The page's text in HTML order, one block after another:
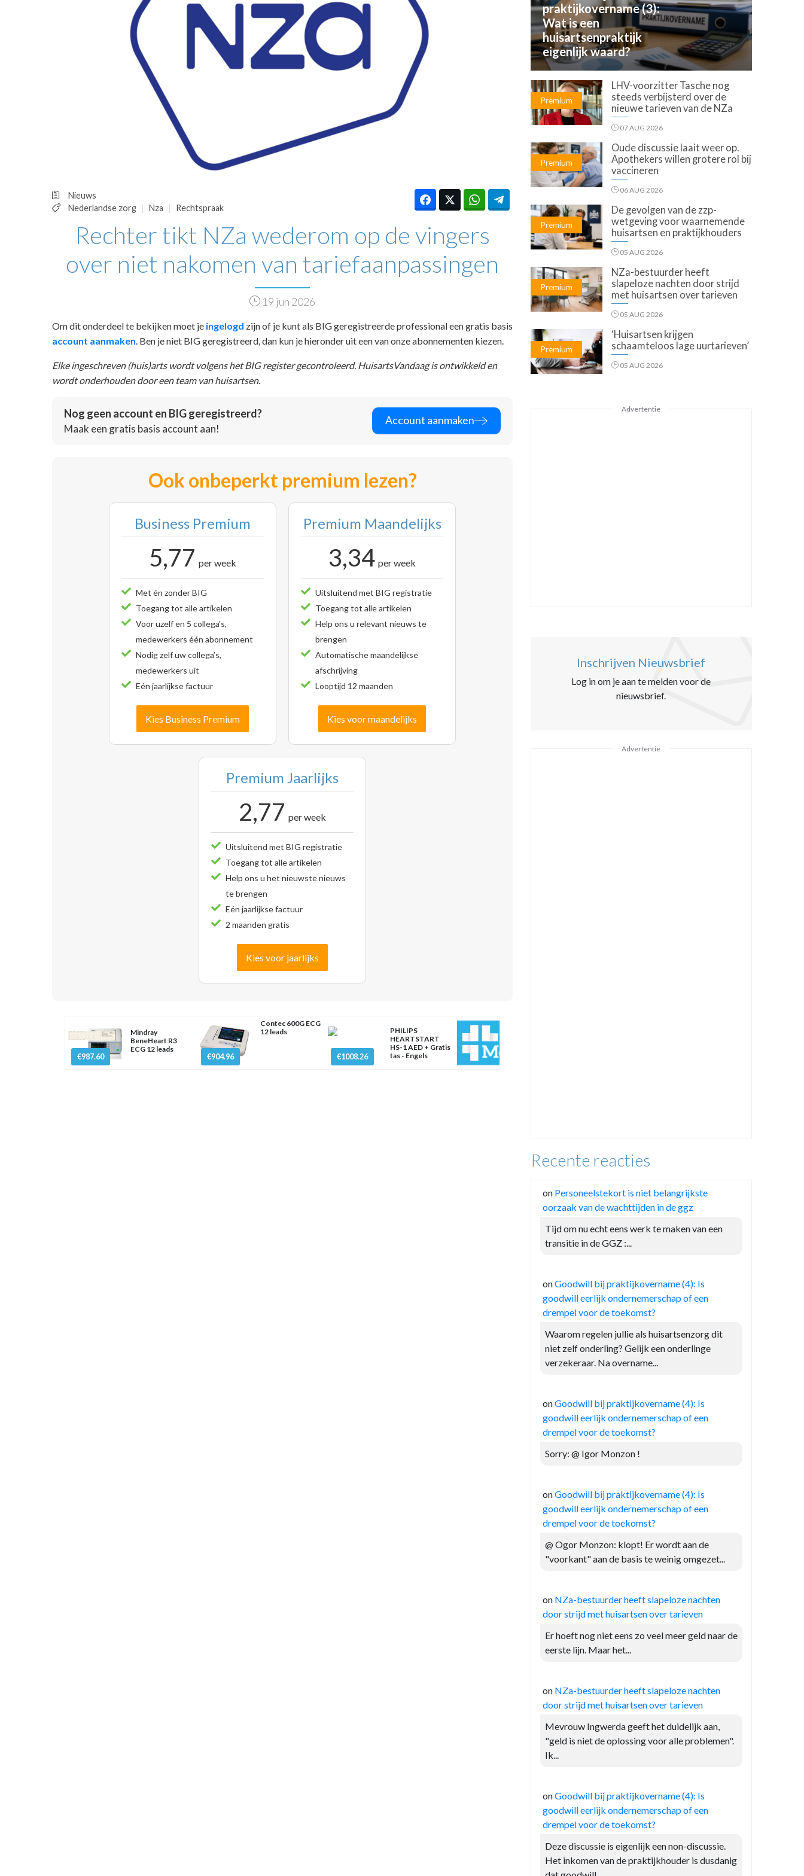
OPINIE
HUISARTSENPOST
PRAKTIJKZAKEN
TARIEVEN
INLOGGEN
REGISTRATIE
Nieuws
Nederlandse zorg
Nza Rechtspraak
Rechter tikt NZa wederom op de vingers
over niet nakomen van tariefaanpassingen
19 jun 2026
Om dit onderdeel te bekijken moet je ingelogd zijn of je kunt als BIG geregistreerde professional een gratis basis
account aanmaken . Ben je niet BIG geregistreerd, dan kun je hieronder uit een van onze abonnementen kiezen.
Elke ingeschreven (huis)arts wordt volgens het BIG register gecontroleerd. HuisartsVandaag is ontwikkeld en
wordt onderhouden door een team van huisartsen.
Nog geen account en BIG geregistreerd?
Maak een gratis basis account aan!
Account aanmaken
Ook onbeperkt premium lezen?
Business Premium
5,77 per week
Met én zonder BIG
Toegang tot alle artikelen
Voor uzelf en 5 collega’s,
medewerkers één abonnement
Nodig zelf uw collega’s,
medewerkers uit
Eén jaarlijkse factuur
Kies Business Premium
Premium Maandelijks
3,34 per week
Uitsluitend met BIG registratie
Toegang tot alle artikelen
Help ons u relevant nieuws te
brengen
Automatische maandelijkse
afschrijving
Looptijd 12 maanden
Kies voor maandelijks
Premium Jaarlijks
2,77 per week
Uitsluitend met BIG registratie
Toegang tot alle artikelen
Help ons u het nieuwste nieuws
te brengen
Eén jaarlijkse factuur
2 maanden gratis
Kies voor jaarlijks
€987.60
Mindray
BeneHeart R3
ECG 12 leads
€904.96
Contec 600G ECG
12 leads
€1008.26
PHILIPS
HEARTSTART
HS-1 AED + Gratis
tas - Engels
praktijkovername (3):
Wat is een
huisartsenpraktijk
eigenlijk waard?
Premium
LHV-voorzitter Tasche nog
steeds verbijsterd over de
nieuwe tarieven van de NZa
07 AUG 2026
Premium
Oude discussie laait weer op.
Apothekers willen grotere rol bij
vaccineren
06 AUG 2026
Premium
De gevolgen van de zzp-
wetgeving voor waarnemende
huisartsen en praktijkhouders
05 AUG 2026
Premium
NZa-bestuurder heeft
slapeloze nachten door strijd
met huisartsen over tarieven
05 AUG 2026
Premium
‘Huisartsen krijgen
schaamteloos lage uurtarieven’
05 AUG 2026
Advertentie
Inschrijven Nieuwsbrief
Log in om je aan te melden voor de
nieuwsbrief.
Advertentie
Recente reacties
on Personeelstekort is niet belangrijkste
oorzaak van de wachttijden in de ggz
Tijd om nu echt eens werk te maken van een
transitie in de GGZ :...
onGoodwill bij praktijkovername (4): Is
goodwill eerlijk ondernemerschap of een
drempel voor de toekomst?
Waarom regelen jullie als huisartsenzorg dit
niet zelf onderling? Gelijk een onderlinge
verzekeraar. Na overname...
onGoodwill bij praktijkovername (4): Is
goodwill eerlijk ondernemerschap of een
drempel voor de toekomst?
Sorry: @ Igor Monzon !
onGoodwill bij praktijkovername (4): Is
goodwill eerlijk ondernemerschap of een
drempel voor de toekomst?
@ Ogor Monzon: klopt! Er wordt aan de
"voorkant" aan de basis te weinig omgezet...
on NZa-bestuurder heeft slapeloze nachten
door strijd met huisartsen over tarieven
Er hoeft nog niet eens zo veel meer geld naar de
eerste lijn. Maar het...
on NZa-bestuurder heeft slapeloze nachten
door strijd met huisartsen over tarieven
Mevrouw Ingwerda geeft het duidelijk aan,
"geld is niet de oplossing voor alle problemen".
Ik...
onGoodwill bij praktijkovername (4): Is
goodwill eerlijk ondernemerschap of een
drempel voor de toekomst?
Deze discussie is eigenlijk een non-discussie.
Het inkomen van de praktijkhouder is dusdanig